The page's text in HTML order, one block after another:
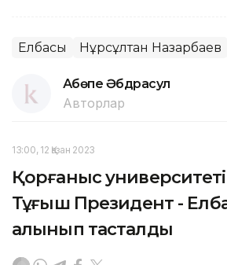
Елбасы Нұрсұлтан Назарбаев
Ақбөпе Әбдрасул
Авторлар
13:00, 12 Қазан 2023
Қорғаныс
Тұңғыш Президент -
алынып тасталды